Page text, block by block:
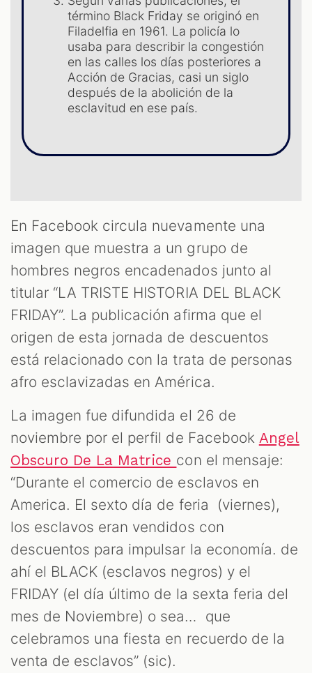
término Black Friday se originó en
Filadelfia en 1961. La policía lo
usaba para describir la congestión
en las calles los días posteriores a
Acción de Gracias, casi un siglo
después de la abolición de la
esclavitud en ese país.
En Facebook circula nuevamente una
imagen que muestra a un grupo de
hombres negros encadenados junto al
titular “LA TRISTE HISTORIA DEL BLACK
FRIDAY”. La publicación afirma que el
origen de esta jornada de descuentos
está relacionado con la trata de personas
afro esclavizadas en América.
La imagen fue difundida el 26 de
noviembre por el perfil de Facebook Angel
Obscuro De La Matrice con el mensaje:
“Durante el comercio de esclavos en
America. El sexto día de feria (viernes),
los esclavos eran vendidos con
descuentos para impulsar la economía. de
ahí el BLACK (esclavos negros) y el
FRIDAY (el día último de la sexta feria del
mes de Noviembre) o sea… que
celebramos una fiesta en recuerdo de la
venta de esclavos” (sic).